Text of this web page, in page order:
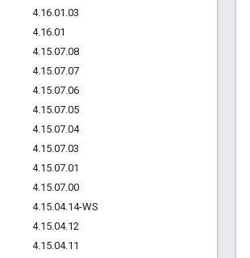
4.16.01 .03
4.16.01
4.15.07.08
4.15.07.07
4.15.07.06
4.15.07.05
4.15.07.04
4.15.07.03
4.15.07.01
4.15.07.00
4.15.04.14-WS
4.15.04.12
4.15.04.11